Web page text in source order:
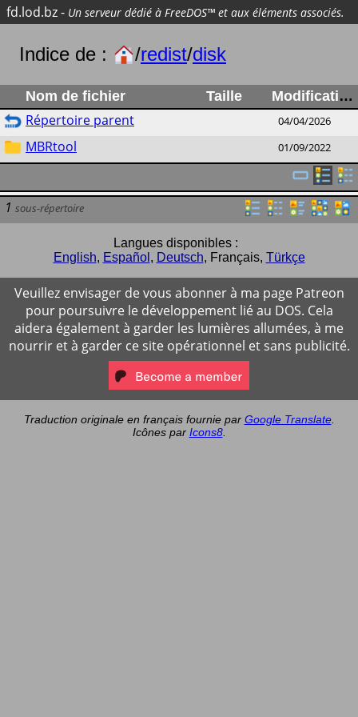
fd.lod.bz- Un serveur dédié à FreeDOS™ et aux éléments associés.
Indice de : /redist/disk
Nom de fichier Taille Modification
Répertoire parent 04/04/2026
MBRtool 01/09/2022
1 sous-répertoire
Langues disponibles :
English, Español , Deutsch, Français, Türkçe
Veuillez envisager de vous abonner à ma page Patreon
pour poursuivre le développement lié au DOS. Cela
aidera également à garder les lumières allumées, à me
nourrir et à garder ce site opérationnel et sans publicité.
Traduction originale en français fournie par Google Translate.
Icônes par Icons8.